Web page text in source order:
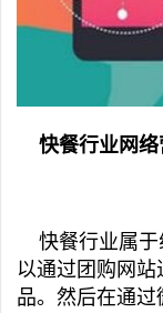
快餐行业网络
快餐行业属于
以通过团购网
品。然后在通